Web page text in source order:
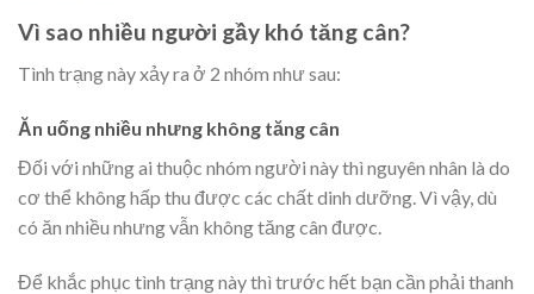
Vì sao nhiều người gầy khó tăng cân?
Tình trạng này xảy ra ở 2 nhóm như sau:
Ăn uống nhiều nhưng không tăng cân
Đối với những ai thuộc nhóm người này thì nguyên nhân là do
cơ thể không hấp thu được các chất dinh dưỡng. Vì vậy, dù
có ăn nhiều nhưng vẫn không tăng cân được.
Để khắc phục tình trạng này thì trước hết bạn cần phải thanh